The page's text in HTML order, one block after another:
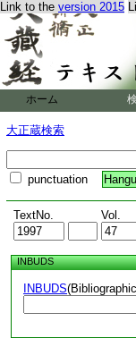
Link to the version 2015
ホーム
大正蔵検索
punctuation Hangul
TextNo. Vol.
INBUDS
INBUDS